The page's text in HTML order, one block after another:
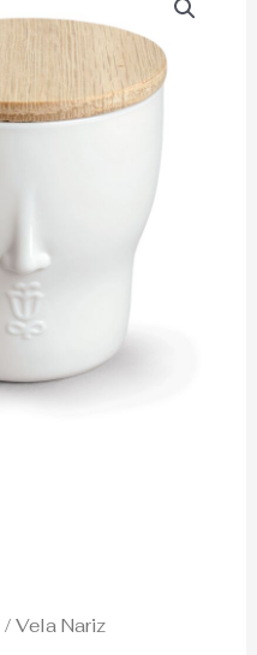
/ Vela Nariz